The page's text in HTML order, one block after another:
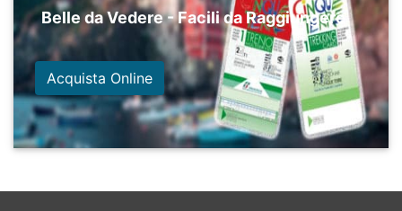
Belle da Vedere - Facili da Raggiungere
Acquista Online